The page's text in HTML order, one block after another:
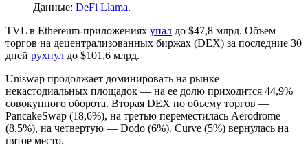
Данные: DeFi Llama.
TVL в Ethereum-приложениях упал до $47,8 млрд. Объем
торгов на децентрализованных биржах (DEX) за последние 30
дней рухнул до $101,6 млрд.
Uniswap продолжает доминировать на рынке
некастодиальных площадок — на ее долю приходится 44,9%
совокупного оборота. Вторая DEX по объему торгов —
PancakeSwap (18,6%), на третью переместилась Aerodrome
(8,5%), на четвертую — Dodo (6%). Curve (5%) вернулась на
пятое место.